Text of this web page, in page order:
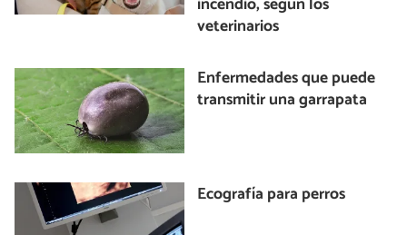
veterinarios
Enfermedades que puede
transmitir una garrapata
Ecografía para perros